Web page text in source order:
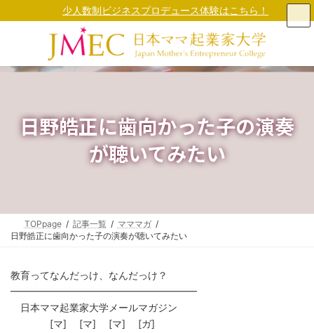
ン
ビ
少人数制ビジネスプロデュース体験はこちら！
日野皓正に歯向かった子の演奏
が聴いてみたい
TOPpage 記事一覧
マママガ
日野皓正に歯向かった子の演奏が聴いてみたい
教育ってなんだっけ、なんだっけ？
━━━━━━━━━━━━━━━━━━━
日本ママ起業家大学メールマガジン
[マ] [マ] [マ] [ガ]